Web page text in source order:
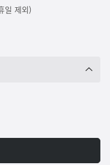
일 제외)